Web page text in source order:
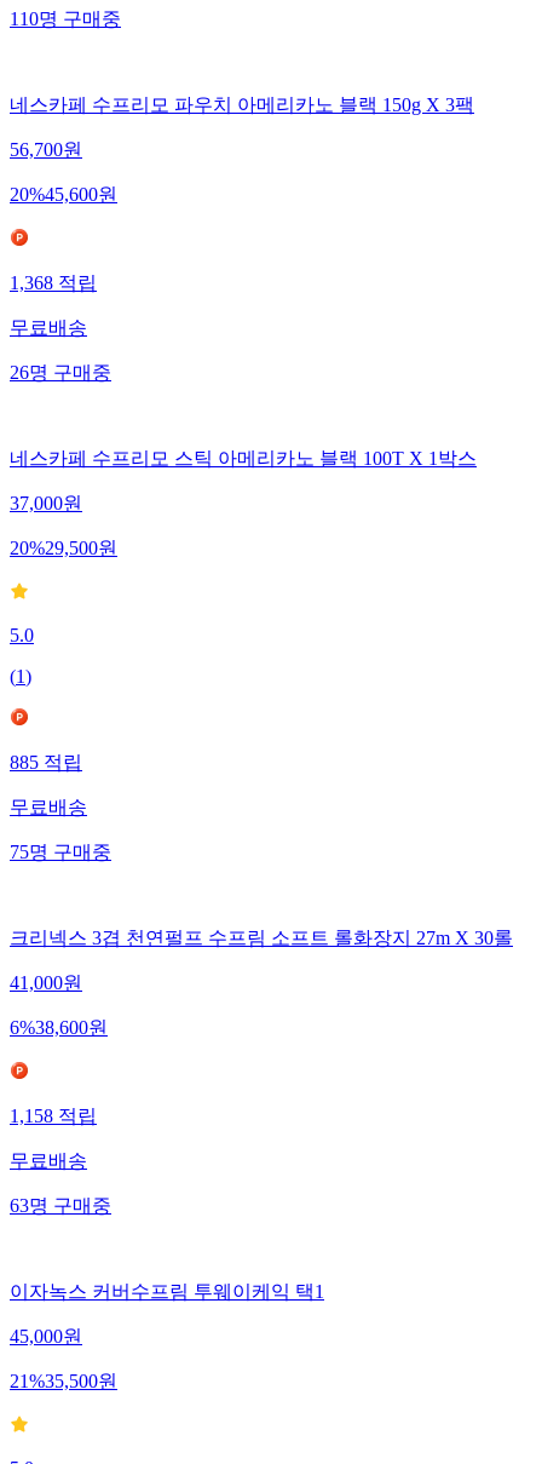
110명구매중
네스카페 수프리모 파우치 아메리카노 블랙 150g X 3팩
56,700원
20%45,600원
1,368적립
무료배송
26명구매중
네스카페 수프리모 스틱 아메리카노 블랙 100T X 1박스
37,000원
20%29,500원
5.0
(1)
885적립
무료배송
75명구매중
크리넥스 3겹 천연펄프 수프림 소프트 롤화장지 27m X 30롤
41,000원
6%38,600원
1,158적립
무료배송
63명구매중
이자녹스 커버수프림 투웨이케익 택1
45,000원
21%35,500원